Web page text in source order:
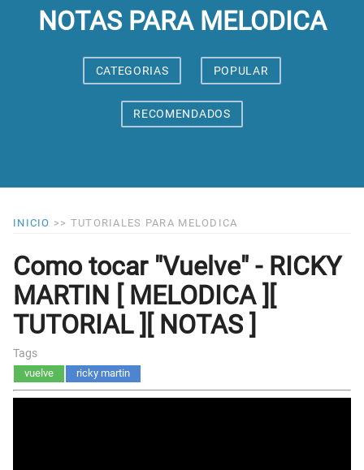
NOTAS PARA MELODICA
CATEGORIAS POPULAR
RECOMENDADOS
INICIO >> TUTORIALES PARA MELODICA
Como tocar "Vuelve" - RICKY
MARTIN [ MELODICA ][
TUTORIAL ][ NOTAS ]
Tags
vuelve ricky martin